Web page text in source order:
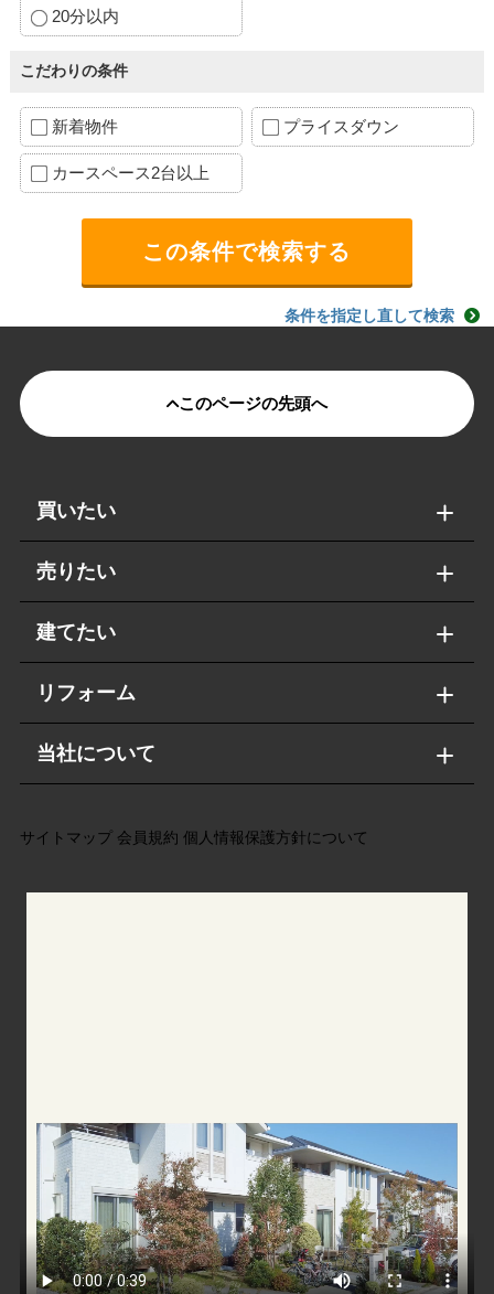
20分以内
こだわりの条件
新着物件 プライスダウン
カースペース2台以上
条件を指定し直して検索
このページの先頭へ
買いたい
売りたい
建てたい
リフォーム
当社について
サイトマップ 会員規約 個人情報保護方針について